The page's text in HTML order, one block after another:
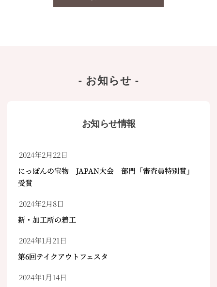
- お知らせ -
お知らせ情報
2024年2月22日
にっぽんの宝物 JAPAN大会 部門「審査員特別賞」
受賞
2024年2月8日
新・加工所の着工
2024年1月21日
第6回テイクアウトフェスタ
2024年1月14日